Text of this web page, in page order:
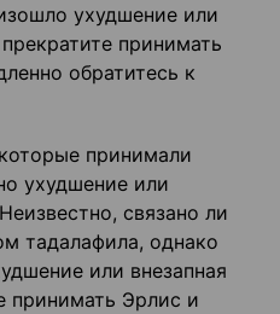
ухудшение или
принимать
обратитесь к
принимали
ухудшение или
связано ли
тадалафила, однако
или внезапная
принимать Эрлис и